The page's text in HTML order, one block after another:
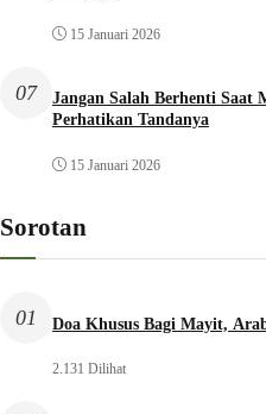
15 Januari 2026
07
Jangan Salah Berhenti Saat
Perhatikan Tandanya
15 Januari 2026
Sorotan
01 Doa Khusus Bagi Mayit,
2.131 Dilihat